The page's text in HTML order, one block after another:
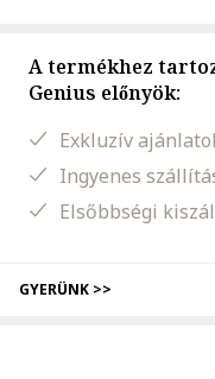
A termékhez
Genius előnyök:
Exkluzív
Ingyenes
Elsőbbségi
GYERÜNK >>